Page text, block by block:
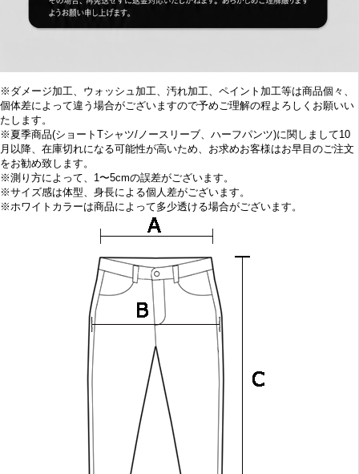
※ ダメージ加工、 ウォッシュ加工、汚れ加工、ペイント加工等は商品個々、
個体差によって違う場合がございますので予めご理解の程よろしくお願いい
たします。
※ 夏季商品(ショートTシャツ/ノースリーブ、ハーフパンツ)に関しまして10
月 以降、在庫切れになる可能性が高いため、お求めお客様はお早目のご注文
をお勧め致します。
※測り方によって、1〜5cmの誤差がございます。
※サイズ感は体型、身長による個人差がございます。
※ホワイトカラーは商品によって多少透ける場合がございます。